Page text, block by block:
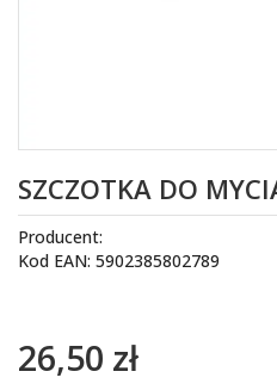
SZCZOTKA DO
Producent:
Kod EAN: 5902385802789
26,50 zł